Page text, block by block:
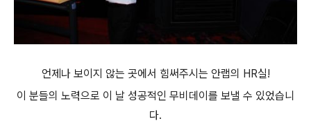
언제나 보이지 않는 곳에서 힘써주시는 안랩의 HR실!
이 분들의 노력으로 이 날 성공적인 무비데이를 보낼 수 있었습니
다.